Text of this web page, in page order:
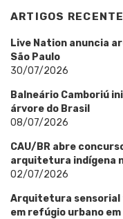
ARTIGOS
Live Nation anuncia
São Paulo
30/07/2026
Balneário Camboriú
árvore do Brasil
08/07/2026
CAU/BR abre
arquitetura indígena
02/07/2026
Arquitetura sensorial
em refúgio urbano